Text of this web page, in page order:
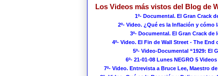
Los Videos más vistos del Blog de
1º- Documental. El Gran Crack
2º- Video. ¿Qué es la Inflación y cómo
3º- Documental. El Gran Crack de
4º- Video. El Fin de Wall Street - The End
5º- Video-Documental “1929: El
6º- 21-01-08 Lunes NEGRO 5
7º- Video. Entrevista a Bruce Lee, Maestro